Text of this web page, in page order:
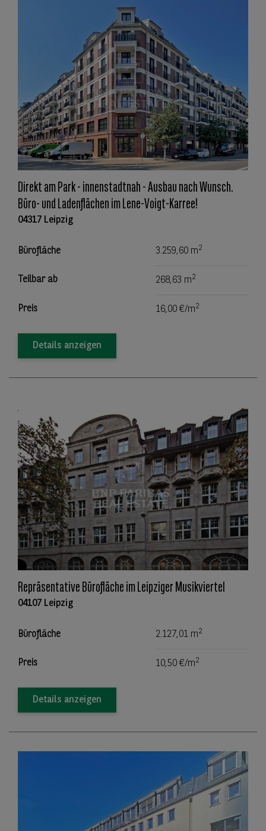
Direkt am Park - innenstadtnah - Ausbau nach Wunsch.
Büro- und Ladenflächen im Lene-Voigt-Karree!
04317 Leipzig
Bürofläche 3.259,60 m2
Teilbar ab 268,63 m2
Preis 16,00 €/m2
Details anzeigen
Repräsentative Bürofläche im Leipziger Musikviertel
04107 Leipzig
Bürofläche 2.127,01 m2
Preis 10,50 €/m2
Details anzeigen